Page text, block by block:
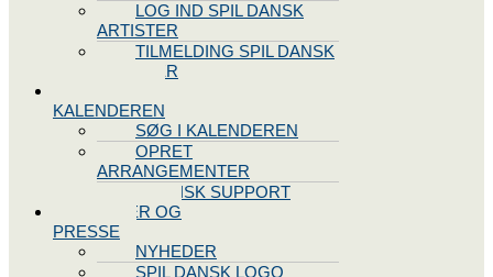
LOG IND SPIL DANSK
ARTISTER
TILMELDING SPIL DANSK
ARTISTER
KALENDEREN
SØG I KALENDEREN
OPRET
ARRANGEMENTER
TEKNISK SUPPORT
NYHEDER OG
PRESSE
NYHEDER
SPIL DANSK LOGO